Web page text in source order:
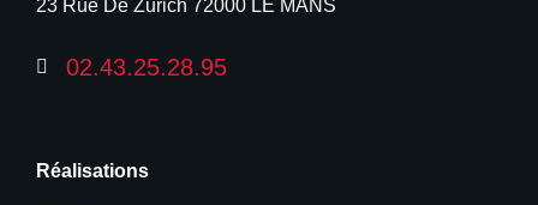
23 Rue De Zurich 72000 LE MANS
02.43.25.28.95
Réalisations